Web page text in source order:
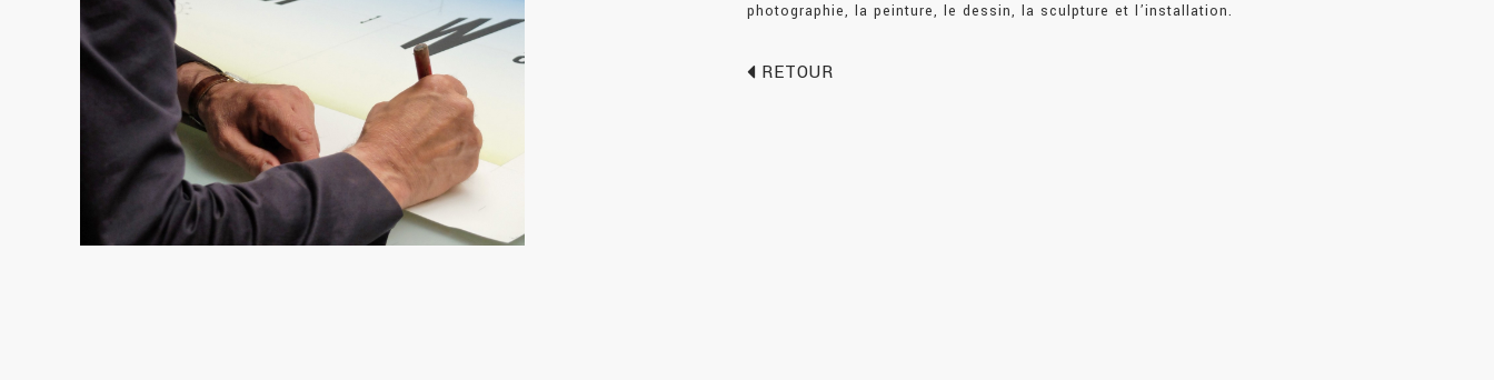
photographie, la peinture, le dessin, la sculpture et l’installation.
RETOUR